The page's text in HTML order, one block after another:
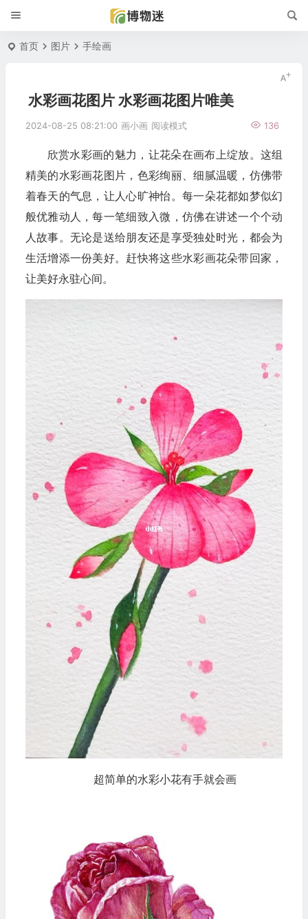
首页 图片 手绘画
水彩画花图片 水彩画花图片唯美
2024-08-25 08:21:00 画小画 136
阅读模式
欣赏水彩画的魅力，让花朵在画布上绽放。这组
精美的水彩画花图片，色彩绚丽、细腻温暖，仿佛带
着春天的气息，让人心旷神怡。每一朵花都如梦似幻
般优雅动人，每一笔细致入微，仿佛在讲述一个个动
人故事。无论是送给朋友还是享受独处时光，都会为
生活增添一份美好。赶快将这些水彩画花朵带回家，
让美好永驻心间。
超简单的水彩小花有手就会画